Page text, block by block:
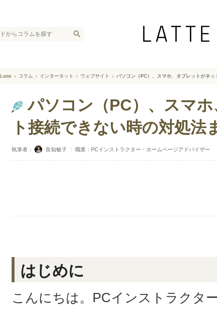
Latte コラム インターネット ウェブサイト パソコン（PC）、スマホ、タブレットがネ
パソコン（PC）、スマ
ト接続できない時の対処法
執筆者： 良知敏子 ｜ 職業：PCインストラクター・ホームページアドバイザー
はじめに
こんにちは。PCインストラクタ